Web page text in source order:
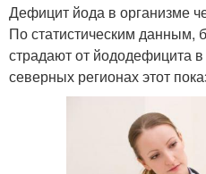
Дефицит йода в организме
По статистическим данным,
страдают от йододефицита
северных регионах этот